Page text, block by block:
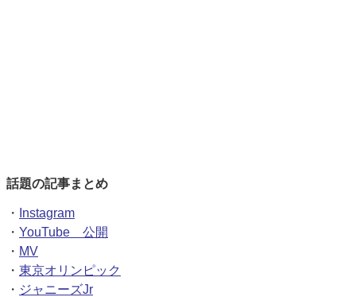
話題の記事まとめ
・
Instagram
・ YouTube 公開
・ MV
・ 東京オリンピック
・ ジャニーズJr